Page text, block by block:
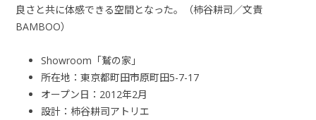
良さと共に体感できる空間となった。（柿谷耕司／文責
BAMBOO）
Showroom「鷲の家」
所在地：東京都町田市原町田5-7-17
オープン日：2012年2月
設計：柿谷耕司アトリエ